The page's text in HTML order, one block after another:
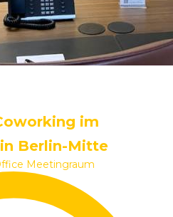
im
Berlin-Mitte
Meetingraum